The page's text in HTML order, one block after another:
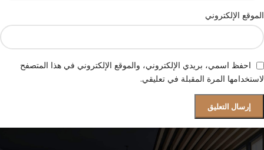
الموقع الإلكتروني
احفظ اسمي، بريدي الإلكتروني، والموقع الإلكتروني في هذا المتصفح
لاستخدامها المرة المقبلة في تعليقي.